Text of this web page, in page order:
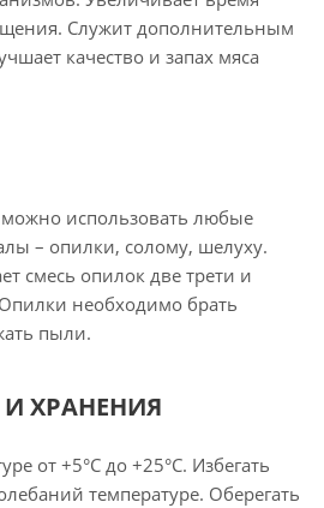
Служит дополнительным
качество и запах мяса
можно использовать любые
– опилки, солому, шелуху.
смесь опилок две трети и
необходимо брать
пыли.
ХРАНЕНИЯ
от +5°С до +25°С. Избегать
температуре. Оберегать